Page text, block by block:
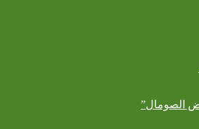
الصومال”